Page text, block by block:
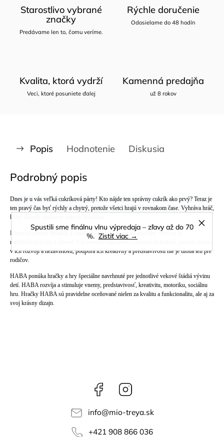
Spustili sme finálnu vlnu výpredaja – zľavy až do 70
%. Zistiť viac →
Starostlivo vybrané
značky
Predávame len to, čomu veríme.
Rýchle doručenie
Odosielame do 48 hodín
Kvalita, ktorá vydrží
Veci, ktoré posuniete ďalej
Kamenná predajňa
už 8 rokov
Popis Hodnotenie Diskusia
Podrobný popis
Dnes je u vás veľká cukríková párty! Kto nájde ten správny cukrík ako prvý? Teraz je
ten pravý čas byť rýchly a chytrý, pretože všetci hrajú v rovnakom čase. Vyhráva hráč,
ktorý dokáže nazbierať najviac cukríkov.
Filozofia značky
je založená na jednoduchom princípe: Deti sú tá
najdôležitejšia vec v živote! Vštepovanie základných životných hodnôt, pomoc deťom
v ich rozvoji a nezávislosti, podpora ich kreativity a predstavivosti nie je úloha len pre
rodičov.
HABA ponúka hračky a hry špeciálne navrhnuté pre jednotlivé vekové štádiá vývinu
detí. HABA rozvíja a stimuluje vnemy, predstavivosť, kreativitu, motoriku, sociálnu
hru. Hračky HABA sú pravidelne oceňované nielen za kvalitu a funkcionalitu, ale aj za
svoj krásny dizajn.
Facebook
info@mio-treya.sk
+421 908 866 036